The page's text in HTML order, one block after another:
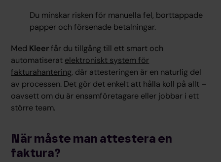
Du minskar risken för manuella fel, borttappade
papper och försenade betalningar.
Med Kleerfår du tillgång till ett smart och
automatiserat elektroniskt system för
fakturahantering, där attesteringen är en naturlig del
av processen. Det gör det enkelt att hålla koll på allt –
oavsett om du är ensamföretagare eller jobbar i ett
större team.
När måste man attestera en
faktura?